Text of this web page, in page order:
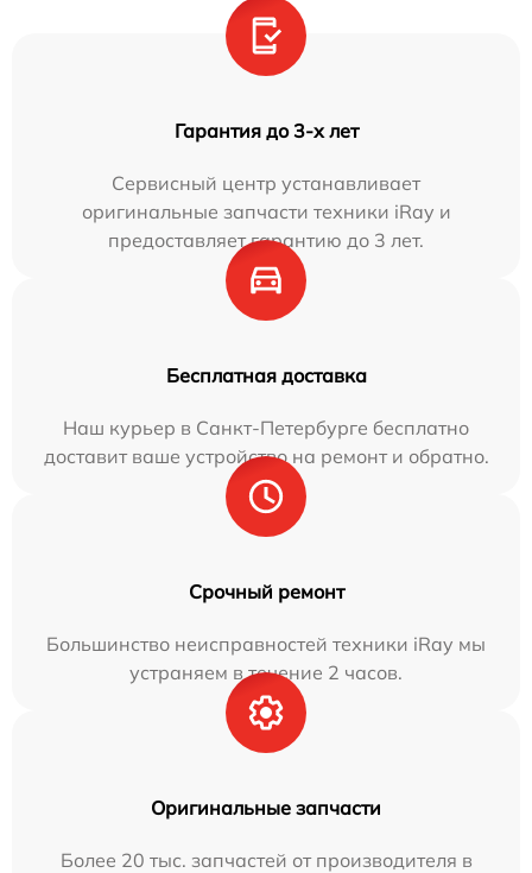
Гарантия до 3-х лет
Сервисный центр устанавливает
оригинальные запчасти техники iRay и
предоставляет гарантию до 3 лет.
Бесплатная доставка
Наш курьер в Санкт-Петербурге бесплатно
доставит ваше устройство на ремонт и обратно.
Срочный ремонт
Большинство неисправностей техники iRay мы
устраняем в течение 2 часов.
Оригинальные запчасти
Более 20 тыс. запчастей от производителя в